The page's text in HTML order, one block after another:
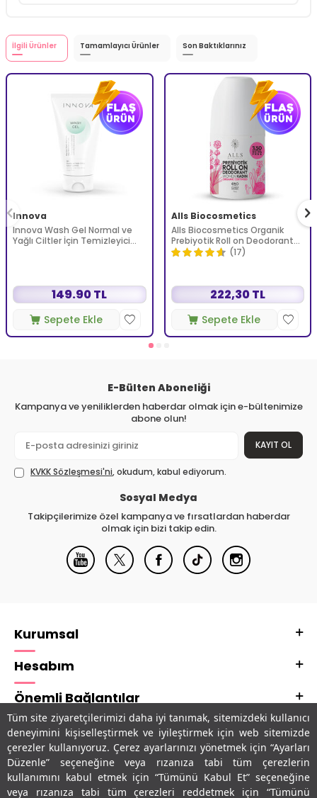
Tüm site ziyaretçilerimizi daha iyi tanımak, sitemizdeki kullanıcı
deneyimini kişiselleştirmek ve iyileştirmek için web sitemizde
çerezler kullanıyoruz. Çerez ayarlarınızı yönetmek için “Ayarları
Düzenle” seçeneğine veya rızanıza tabi tüm çerezlerin
kullanımını kabul etmek için “Tümünü Kabul Et” seçeneğine
veya rızanıza tabi tüm çerezleri reddetmek için “Tümünü
İlgili Ürünler Tamamlayıcı Ürünler Son Baktıklarınız
Innova
Innova Wash Gel Normal ve
Yağlı Ciltler İçin Temizleyici
149.90 TL
Sepete Ekle
Alls Biocosmetics
Alls Biocosmetics Organik
Prebiyotik Roll on Deodorant
75 ml - Kadınlar İçin
(17)
222,30 TL
Sepete Ekle
E-Bülten Aboneliği
Kampanya ve yeniliklerden haberdar olmak için e-bültenimize
abone olun!
KAYIT OL
KVKK Sözleşmesi'ni, okudum, kabul ediyorum.
Sosyal Medya
Takipçilerimize özel kampanya ve fırsatlardan haberdar
olmak için bizi takip edin.
Kurumsal
Hesabım
Önemli Bağlantılar
Adres & İletişim
Uygulamalarımız